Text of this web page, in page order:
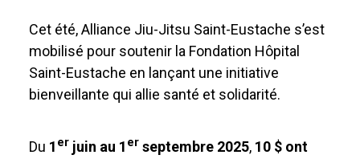
Cet été, Alliance Jiu-Jitsu Saint-Eustache s’est
mobilisé pour soutenir la Fondation Hôpital
Saint-Eustache en lançant une initiative
bienveillante qui allie santé et solidarité.
Du 1 er juin au 1 er septembre 2025, 10 $ ont